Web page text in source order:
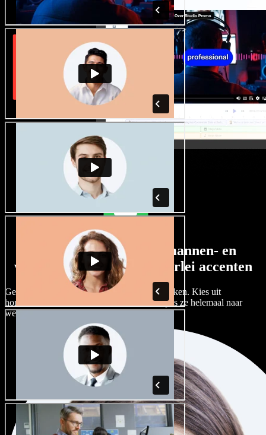
Een ruim aanbod aan mannen- en
vrouwenstemmen met allerlei accenten
Geen twee projecten hoeven hetzelfde te klinken. Kies uit
honderden AI-stemacteurs en accenten, en pas ze helemaal naar
wens aan.